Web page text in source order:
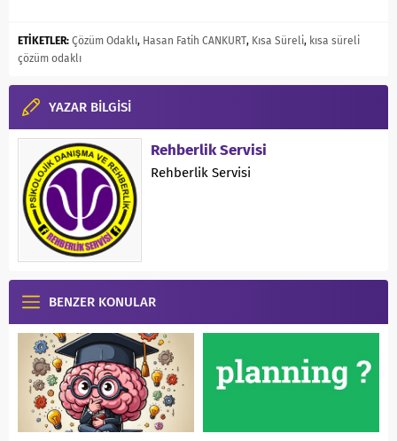
ETİKETLER: Çözüm Odaklı, Hasan Fatih CANKURT, Kısa Süreli, kısa süreli
çözüm odaklı
YAZAR BİLGİSİ
Rehberlik Servisi
Rehberlik Servisi
BENZER KONULAR